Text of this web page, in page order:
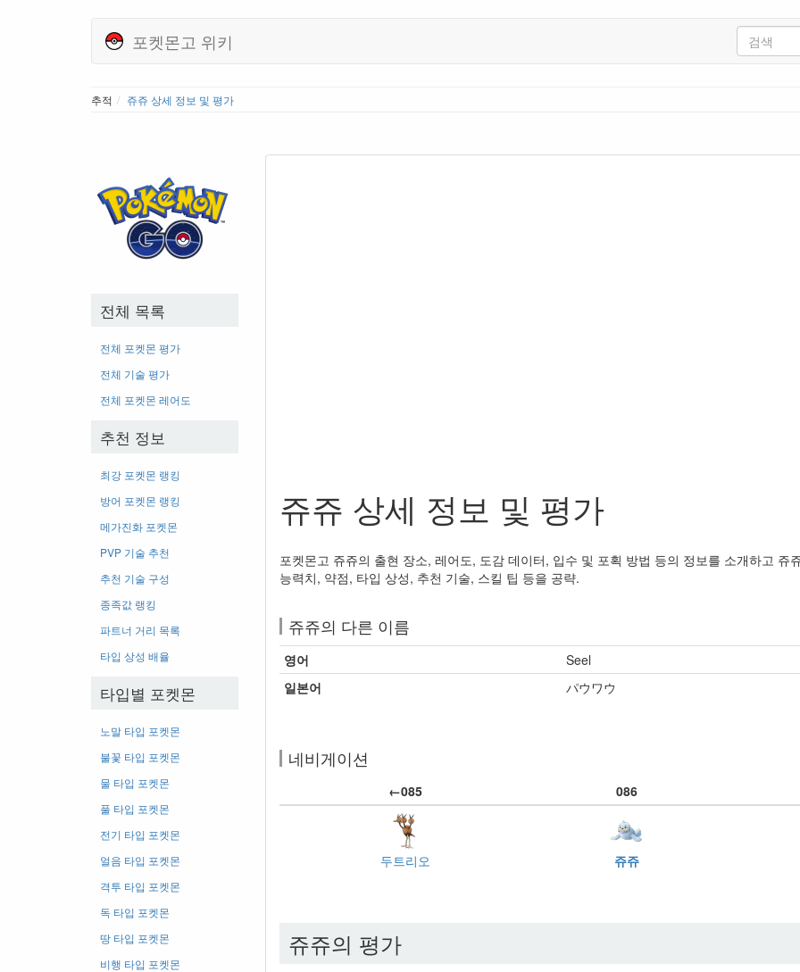
포켓몬고 위키
추적 쥬쥬 상세 정보 및 평가
전체 목록
전체 포켓몬 평가
전체 기술 평가
전체 포켓몬 레어도
추천 정보
최강 포켓몬 랭킹
방어 포켓몬 랭킹
메가진화 포켓몬
PVP 기술 추천
추천 기술 구성
종족값 랭킹
파트너 거리 목록
타입 상성 배율
타입별 포켓몬
노말 타입 포켓몬
불꽃 타입 포켓몬
물 타입 포켓몬
풀 타입 포켓몬
전기 타입 포켓몬
얼음 타입 포켓몬
격투 타입 포켓몬
독 타입 포켓몬
땅 타입 포켓몬
비행 타입 포켓몬
쥬쥬 상세 정보 및 평가
포켓몬고 쥬쥬의 출현 장소, 레어도, 도감 데이터, 입수 및 포획 방법 등의 정보를 소개하고 쥬
능력치, 약점, 타입 상성, 추천 기술, 스킬 팁 등을 공략.
쥬쥬의 다른 이름
영어
Seel
일본어
パウワウ
네비게이션
←085 086
두트리오 쥬쥬
쥬쥬의 평가